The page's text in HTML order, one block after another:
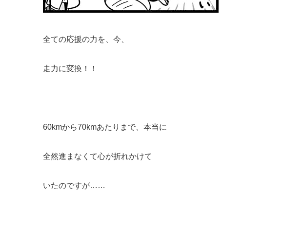
全ての応援の力を、今、
走力に変換！！
60kmから70kmあたりまで、本当に
全然進まなくて心が折れかけて
いたのですが……